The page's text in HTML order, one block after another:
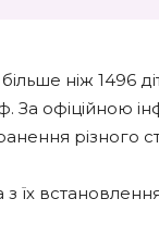
ніж 1496
За офіційною
різного
їх